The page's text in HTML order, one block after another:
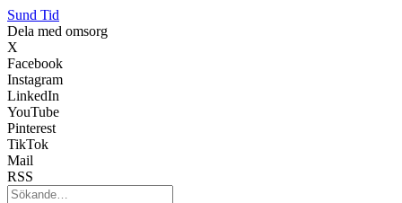
Sund Tid
Dela med omsorg
X
Facebook
Instagram
LinkedIn
YouTube
Pinterest
TikTok
Mail
RSS